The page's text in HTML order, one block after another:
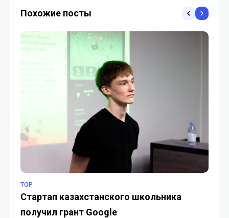
Похожие посты
TOP
Стартап казахстанского школьника
получил грант Google